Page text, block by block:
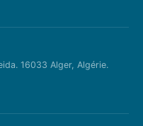
16033 Alger, Algérie.